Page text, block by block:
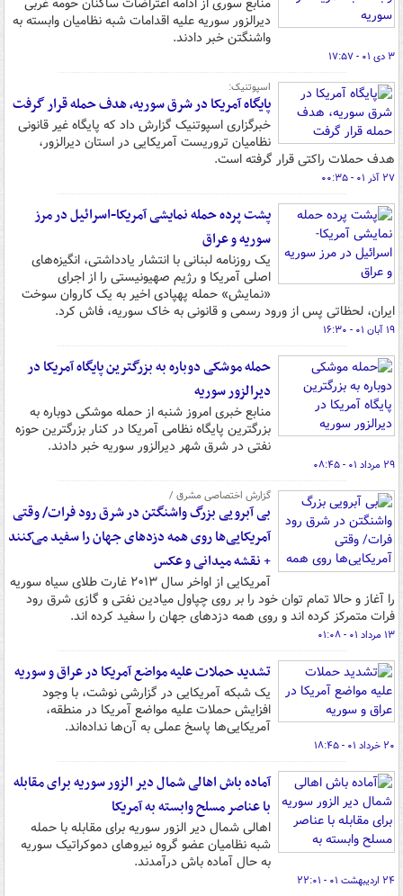
دیرالزور سوریه علیه اقدامات شبه نظامیان وابسته به
واشنگتن خبر دادند.
۳ دی ۰۱ - ۱۷:۵۷
اسپوتنیک:
پایگاه آمریکا در شرق سوریه، هدف حمله قرار گرفت
خبرگزاری اسپوتنیک گزارش داد که پایگاه غیر قانونی
نظامیان تروریست آمریکایی در استان دیرالزور،
هدف حملات راکتی قرار گرفته است.
۲۷ آذر ۰۱ - ۰۰:۳۵
پشت پرده حمله نمایشی آمریکا-اسرائیل در مرز
سوریه و عراق
یک روزنامه لبنانی با انتشار یادداشتی، انگیزه‌های
اصلی آمریکا و رژیم صهیونیستی را از اجرای
«نمایش» حمله پهپادی اخیر به یک کاروان سوخت
ایران، لحظاتی پس از ورود رسمی و قانونی به خاک سوریه، فاش کرد.
۱۹ آبان ۰۱ - ۱۶:۳۰
حمله موشکی دوباره به بزرگترین پایگاه آمریکا در
دیرالزور سوریه
منابع خبری امروز شنبه از حمله موشکی دوباره به
بزرگترین پایگاه نظامی آمریکا در کنار بزرگترین حوزه
نفتی در شرق شهر دیرالزور سوریه خبر دادند.
۲۹ مرداد ۰۱ - ۰۸:۴۵
گزارش اختصاصی مشرق /
بی آبرویی بزرگ واشنگتن در شرق رود فرات/ وقتی
آمریکایی‌ها روی همه دزدهای جهان را سفید می‌کنند
+ نقشه میدانی و عکس
آمریکایی از اواخر سال ۲۰۱۳ غارت طلای سیاه سوریه
را آغاز و حالا تمام توان خود را بر روی چپاول میادین نفتی و گازی شرق رود
فرات متمرکز کرده اند و روی همه دزدهای جهان را سفید کرده اند.
۱۳ مرداد ۰۱ - ۰۱:۰۸
تشدید حملات علیه مواضع آمریکا در عراق و سوریه
یک شبکه آمریکایی در گزارشی نوشت، با وجود
افزایش حملات علیه مواضع آمریکا در منطقه،
آمریکایی‌ها پاسخ عملی به آن‌ها نداده‌اند.
۲۰ خرداد ۰۱ - ۱۸:۴۵
آماده باش اهالی شمال دیر الزور سوریه برای مقابله
با عناصر مسلح وابسته به آمریکا
اهالی شمال دیر الزور سوریه برای مقابله با حمله
شبه نظامیان عضو گروه نیروهای دموکراتیک سوریه
به حال آماده باش درآمدند.
۲۴ اردیبهشت ۰۱ - ۲۲:۰۱